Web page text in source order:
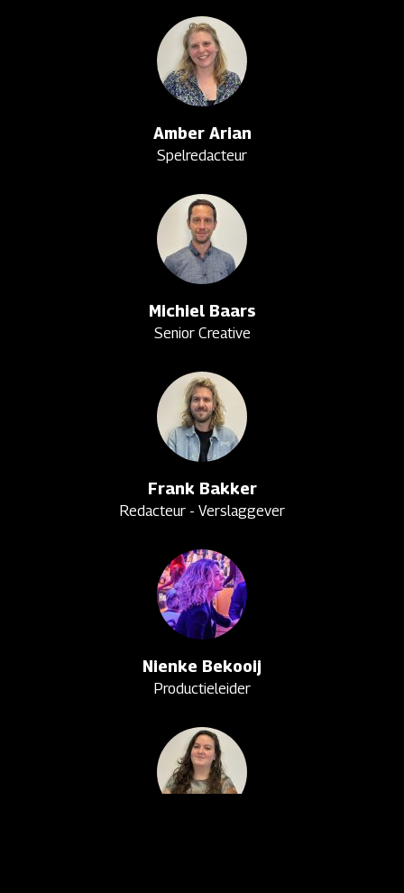
Amber Arian
Spelredacteur
Michiel Baars
Senior Creative
Frank Bakker
Redacteur - Verslaggever
Nienke Bekooij
Productieleider